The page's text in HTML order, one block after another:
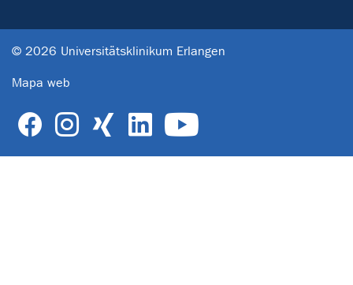
© 2026 Universitätsklinikum Erlangen
Mapa web